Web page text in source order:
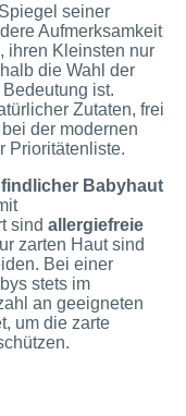
seiner
Aufmerksamkeit
ihren Kleinsten nur
die Wahl der
ist.
Zutaten, frei
der modernen
Prioritätenliste.
Babyhaut
sind allergiefreie
zarten Haut sind
Bei einer
stets im
an geeigneten
um die zarte